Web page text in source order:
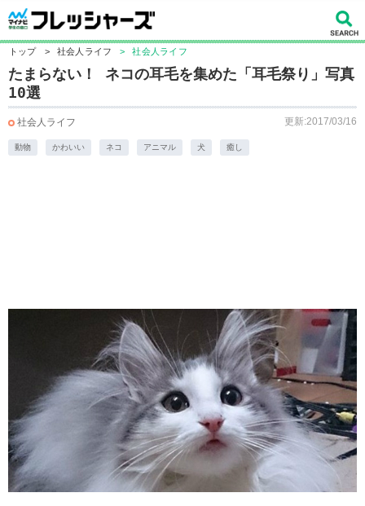
トップ > 社会人ライフ > 社会人ライフ
たまらない！ ネコの耳毛を集めた「耳毛祭り」写真
10選
社会人ライフ 更新:2017/03/16
動物 かわいい ネコ アニマル 犬 癒し